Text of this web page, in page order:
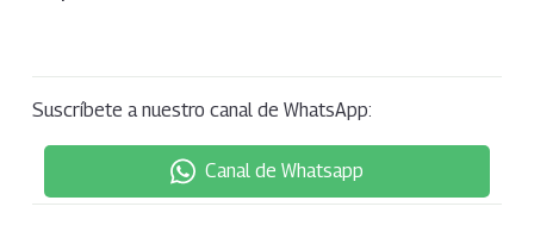
Suscríbete a nuestro canal de WhatsApp:
Canal de Whatsapp